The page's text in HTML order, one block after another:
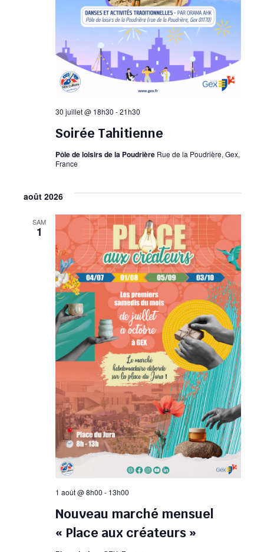
Soirée Tahitienne
30 juillet @ 18h30 -21h30
Pôle de loisirs de la Poudrière Rue de la Poudrière, Gex,
France
août 2026
SAM
1
Nouveau marché mensuel
« Place aux créateurs »
1 août @ 8h00 - 13h00